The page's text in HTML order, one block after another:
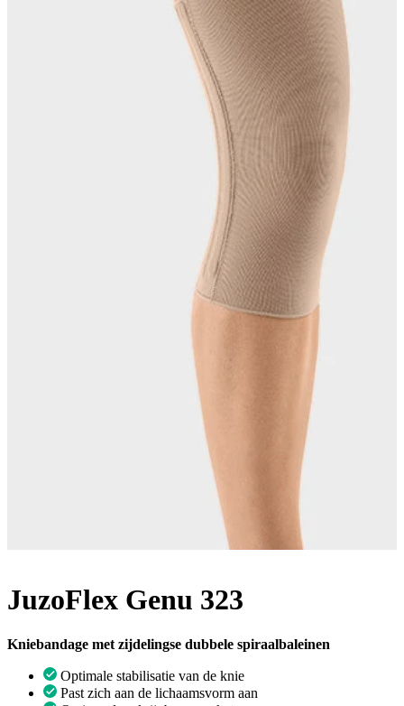
JuzoFlex Genu 323
Kniebandage met zijdelingse dubbele spiraalbaleinen
Optimale stabilisatie van de knie
Past zich aan de lichaamsvorm aan